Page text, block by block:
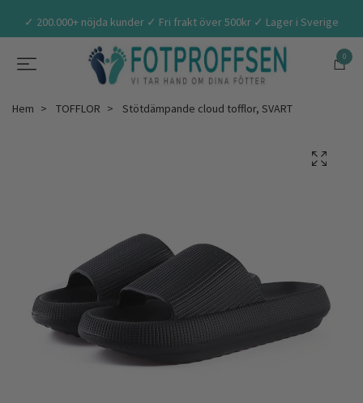
✓ 200.000+ nöjda kunder ✓ Fri frakt över 500kr ✓ Lager i Sverige
0
Hem TOFFLOR Stötdämpande cloud tofflor, SVART